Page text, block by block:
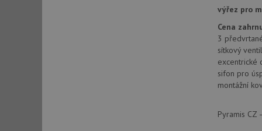
výřez pro
Cena
3
sítkový
excentrické
sifon pro
montážní
Pyramis CZ
_gcl_au
__Secure-
VISITOR_INFO1_LIVE